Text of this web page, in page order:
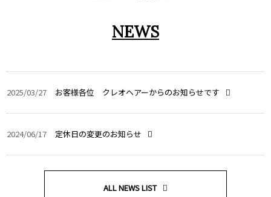
NEWS
2025/03/27 お客様各位 クレオヘアーからのお知らせです
2024/06/17 定休日の変更のお知らせ
ALL NEWS LIST